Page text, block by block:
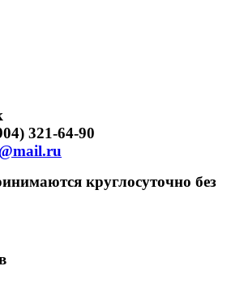
321-64-90
круглосуточно без